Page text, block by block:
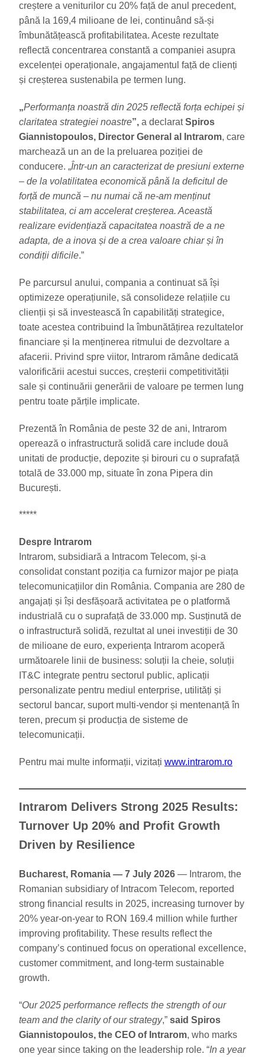
creștere a veniturilor cu 20% față de anul precedent,
până la 169,4 milioane de lei, continuând să-și
îmbunătățească profitabilitatea. Aceste rezultate
reflectă concentrarea constantă a companiei asupra
excelenței operaționale, angajamentul față de clienți
și creșterea sustenabila pe termen lung.
„Performanța noastră din 2025 reflectă forța echipei și
claritatea strategiei noastre”, a declaratSpiros
Giannistopoulos, Director General al Intrarom, care
marchează un an de la preluarea poziției de
conducere. „Într-un an caracterizat de presiuni externe
– de la volatilitatea economică până la deficitul de
forță de muncă – nu numai că ne-am menținut
stabilitatea, ci am accelerat creșterea. Această
realizare evidențiază capacitatea noastră de a ne
adapta, de a inova și de a crea valoare chiar și în
condiții dificile.”
Pe parcursul anului, compania a continuat să își
optimizeze operațiunile, să consolideze relațiile cu
clienții și să investească în capabilități strategice,
toate acestea contribuind la îmbunătățirea rezultatelor
financiare și la menținerea ritmului de dezvoltare a
afacerii. Privind spre viitor, Intrarom rămâne dedicată
valorificării acestui succes, creșterii competitivității
sale și continuării generării de valoare pe termen lung
pentru toate părțile implicate.
Prezentă în România de peste 32 de ani, Intrarom
operează o infrastructură solidă care include două
unitati de producție, depozite și birouri cu o suprafață
totală de 33.000 mp, situate în zona Pipera din
București.
*****
Despre Intrarom
Intrarom, subsidiară a Intracom Telecom, și-a
consolidat constant poziția ca furnizor major pe piața
telecomunicațiilor din România. Compania are 280 de
angajați și își desfășoară activitatea pe o platformă
industrială cu o suprafață de 33.000 mp. Susținută de
o infrastructură solidă, rezultat al unei investiții de 30
de milioane de euro, experiența Intrarom acoperă
următoarele linii de business: soluții la cheie, soluții
IT&C integrate pentru sectorul public, aplicații
personalizate pentru mediul enterprise, utilități și
sectorul bancar, suport multi-vendor și mentenanță în
teren, precum și producția de sisteme de
telecomunicații.
Pentru mai multe informații, vizitați www.intrarom.ro
Intrarom Delivers Strong 2025 Results:
Turnover Up 20% and Profit Growth
Driven by Resilience
Bucharest, Romania — 7 July 2026 — Intrarom, the
Romanian subsidiary of Intracom Telecom, reported
strong financial results in 2025, increasing turnover by
20% year-on-year to RON 169.4 million while further
improving profitability. These results reflect the
company’s continued focus on operational excellence,
customer commitment, and long-term sustainable
growth.
“Our 2025 performance reflects the strength of our
team and the clarity of our strategy,” said Spiros
Giannistopoulos, the CEO of Intrarom, who marks
one year since taking on the leadership role. “In a year